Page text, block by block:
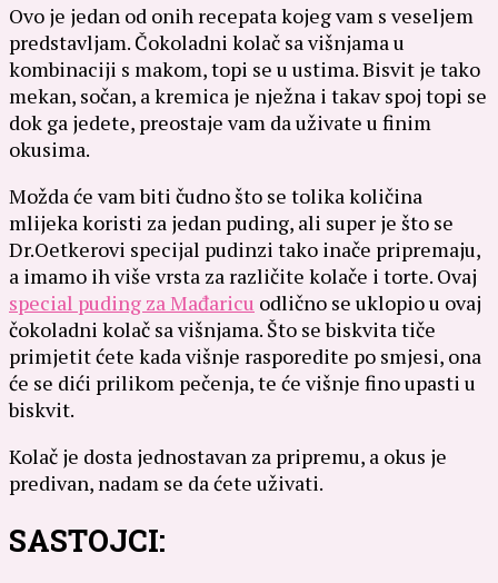
Ovo je jedan od onih recepata kojeg vam s veseljem
predstavljam. Čokoladni kolač sa višnjama u
kombinaciji s makom, topi se u ustima.Bisvit je tako
mekan, sočan, a kremica je nježna i takav spoj topi se
dok ga jedete, preostaje vam da uživate u finim
okusima.
Možda će vam biti čudno što se tolika količina
mlijeka koristi za jedan puding, ali super je što se
Dr.Oetkerovi specijal pudinzi tako inače pripremaju,
a imamo ih više vrsta za različite kolače i torte. Ovaj
special puding za Mađaricu odlično se uklopio u ovaj
čokoladni kolač sa višnjama. Što se biskvita tiče
primjetit ćete kada višnje rasporedite po smjesi, ona
će se dići prilikom pečenja, te će višnje fino upasti u
biskvit.
Kolač je dosta jednostavan za pripremu, a okus je
predivan, nadam se da ćete uživati.
SASTOJCI: